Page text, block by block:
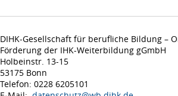
DIHK-Gesellschaft für berufliche Bildung –
Förderung der IHK-Weiterbildung gGmbH
Holbeinstr. 13-15
53175 Bonn
Telefon: 0228 6205101